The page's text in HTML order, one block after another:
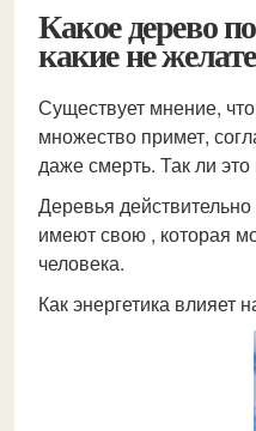
Какое дерево
какие не
Существует мнение,
множество примет,
даже смерть. Так ли
Деревья
имеют свою , которая
человека.
Как энергетика влияет